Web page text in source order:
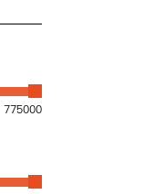
775000